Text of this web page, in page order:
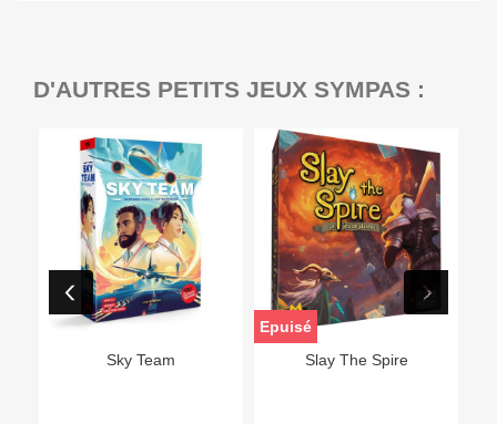
D'AUTRES PETITS JEUX SYMPAS :
Sky Team Slay The Spire
Epuisé